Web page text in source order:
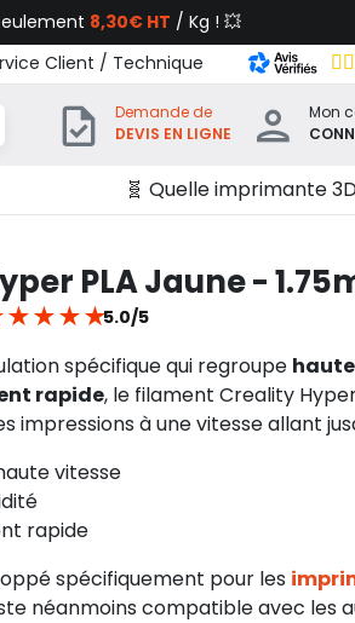
8,30€ HT / Kg ! 💥
Client / Technique
Demande de
DEVIS EN LIGNE
Mon
🧬 Quelle imprimante
PLA Jaune -
★ ★ ★ ★5.0/5
spécifique qui regroupe
rapide, le filament Creality
impressions à une vitesse allant
vitesse
rapide
spécifiquement pour les
néanmoins compatible avec les